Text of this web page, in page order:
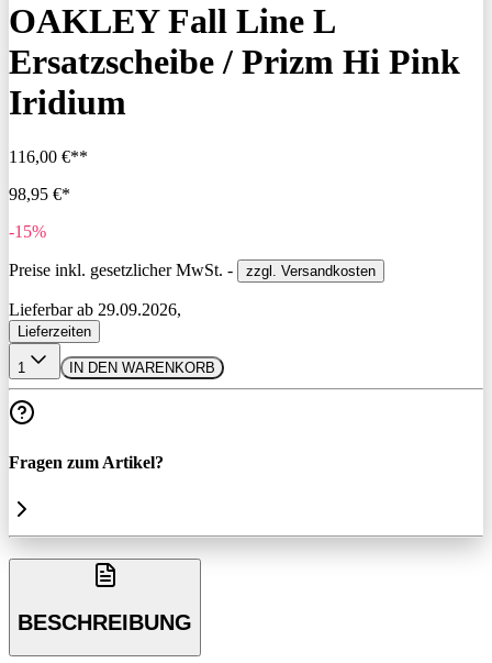
OAKLEY Fall Line L
Ersatzscheibe / Prizm Hi Pink
Iridium
116,00 €**
98,95 €*
-15%
Preise inkl. gesetzlicher MwSt. - zzgl. Versandkosten
Lieferbar ab 29.09.2026,
Lieferzeiten
1 IN DEN WARENKORB
Fragen zum Artikel?
BESCHREIBUNG